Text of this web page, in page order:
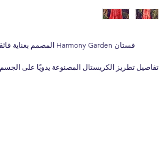
فستان Harmony Garden المصمم بعناية فائقة من
تفاصيل تطريز الكريستال المصنوعة يدويًا على